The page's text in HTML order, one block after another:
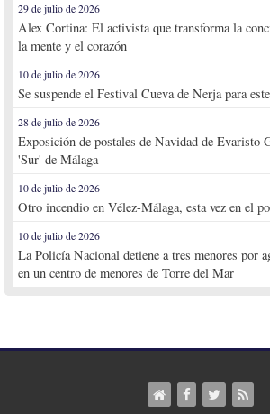
29 de julio de 2026
Alex Cortina: El activista que transforma la
la mente y el corazón
10 de julio de 2026
Se suspende el Festival Cueva de Nerja para
28 de julio de 2026
Exposición de postales de Navidad de Evaristo
'Sur' de Málaga
10 de julio de 2026
Otro incendio en Vélez-Málaga, esta vez en el
10 de julio de 2026
La Policía Nacional detiene a tres menores por
en un centro de menores de Torre del Mar